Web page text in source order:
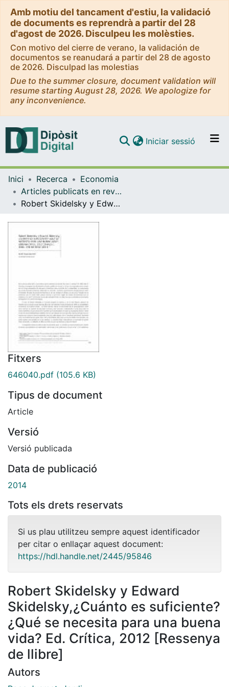
Amb motiu del tancament d'estiu, la validació
de documents es reprendrà a partir del 28
d'agost de 2026. Disculpeu les molèsties.
Con motivo del cierre de verano, la validación de
documentos se reanudará a partir del 28 de agosto
de 2026. Disculpad las molestias
Due to the summer closure, document validation will
resume starting August 28, 2026. We apologize for
any inconvenience.
Navega per tot el DD
Iniciar sessió (current)
Inici Recerca
Economia
Articles publicats en revistes (Economia)
Robert Skidelsky y Edward Skidelsky,¿Cuánto es suficiente? ¿Qué se necesita para una buena vida? Ed. Crítica, 2012 [Ressenya de llibre]
Fitxers
646040.pdf (105.6 KB)
Tipus de document
Article
Versió
Versió publicada
Data de publicació
2014
Tots els drets reservats
Si us plau utilitzeu sempre aquest identificador
per citar o enllaçar aquest document:
https://hdl.handle.net/2445/95846
Robert Skidelsky y Edward
Skidelsky,¿Cuánto es suficiente?
¿Qué se necesita para una buena
vida? Ed. Crítica, 2012 [Ressenya
de llibre]
Autors